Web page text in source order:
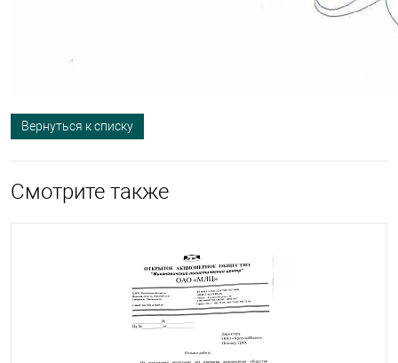
Вернуться к списку
Смотрите также